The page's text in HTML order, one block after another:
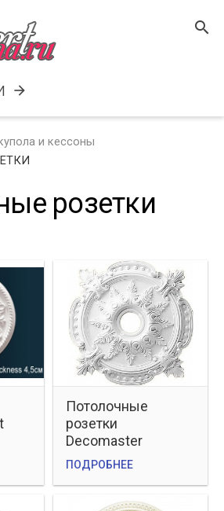
search
arrow_forward
и кессоны
розетки
Потолочные
розетки
Decomaster
ПОДРОБНЕЕ